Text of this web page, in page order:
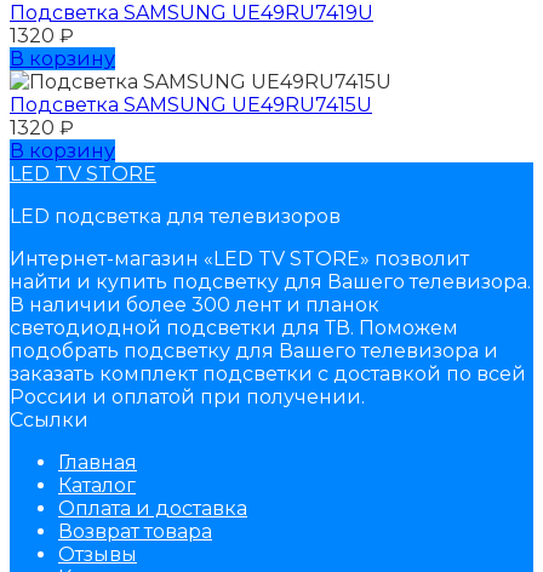
Подсветка SAMSUNG UЕ49RU7419U
1320 ₽
В корзину
Подсветка SAMSUNG UЕ49RU7415U
1320 ₽
В корзину
LED TV STORE
LED подсветка для телевизоров
Интернет-магазин «LED TV STORE» позволит
найти и купить подсветку для Вашего телевизора.
В наличии более 300 лент и планок
светодиодной подсветки для ТВ. Поможем
подобрать подсветку для Вашего телевизора и
заказать комплект подсветки с доставкой по всей
России и оплатой при получении.
Ссылки
Главная
Каталог
Оплата и доставка
Возврат товара
Отзывы